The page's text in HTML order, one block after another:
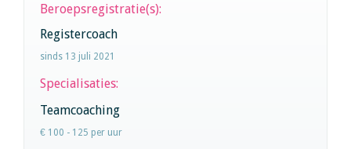
Beroepsregistratie(s):
Registercoach
sinds 13 juli 2021
Specialisaties:
Teamcoaching
€ 100 - 125 per uur